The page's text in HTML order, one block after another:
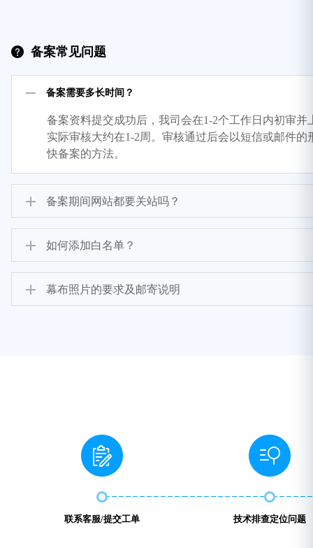
备案常见问题
备案需要多长时间？
备案资料提交成功后，我司会在1-2个工作日内初审
实际审核大约在1-2周。审核通过后会以短信或邮件
快备案的方法。
备案期间网站都要关站吗？
如何添加白名单？
幕布照片的要求及邮寄说明
联系客服/提交工单 技术排查定位问题